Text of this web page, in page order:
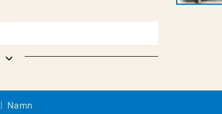
Namn